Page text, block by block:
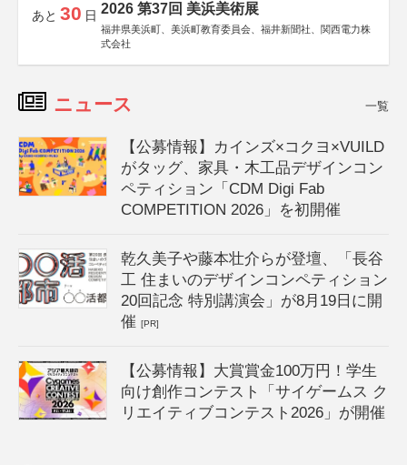
あと 30 日 2026 第37回 美浜美術展
福井県美浜町、美浜町教育委員会、福井新聞社、関西電力株
式会社
ニュース 一覧
【公募情報】カインズ×コクヨ×VUILD
がタッグ、家具・木工品デザインコン
ペティション「CDM Digi Fab
COMPETITION 2026」を初開催
乾久美子や藤本壮介らが登壇、「長谷
工 住まいのデザインコンペティション
20回記念 特別講演会」が8月19日に開
催[PR]
【公募情報】大賞賞金100万円！学生
向け創作コンテスト「サイゲームス ク
リエイティブコンテスト2026」が開催